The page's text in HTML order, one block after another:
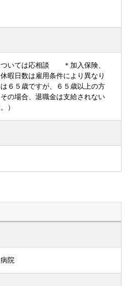
ついては応相談 ＊加入保険、
暇日数は雇用条件により異なり
５歳ですが、６５歳以上の方
の場合、退職金は支給されない
）
院